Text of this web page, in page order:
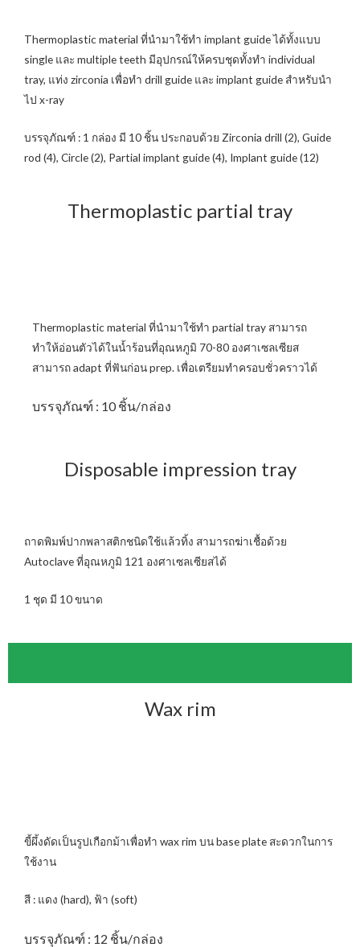
Thermoplastic material ที่นำมาใช้ทำ implant guide ได้ทั้งแบบ
single และ multiple teeth มีอุปกรณ์ให้ครบชุดทั้งทำ individual
tray, แท่ง zirconia เพื่อทำ drill guide และ implant guide สำหรับนำ
ไป x-ray
บรรจุภัณฑ์ : 1 กล่อง มี 10 ชิ้น ประกอบด้วย Zirconia drill (2), Guide
rod (4), Circle (2), Partial implant guide (4), Implant guide (12)
Thermoplastic partial tray
Thermoplastic material ที่นำมาใช้ทำ partial tray สามารถ
ทำให้อ่อนตัวได้ในน้ำร้อนที่อุณหภูมิ 70-80 องศาเซลเซียส
สามารถ adapt ที่ฟันก่อน prep. เพื่อเตรียมทำครอบชั่วคราวได้
บรรจุภัณฑ์ : 10 ชิ้น/กล่อง
Disposable impression tray
ถาดพิมพ์ปากพลาสติกชนิดใช้แล้วทิ้ง สามารถฆ่าเชื้อด้วย
Autoclave ที่อุณหภูมิ 121 องศาเซลเซียสได้
1 ชุด มี 10 ขนาด
Wax rim
ขี้ผึ้งดัดเป็นรูปเกือกม้าเพื่อทำ wax rim บน base plate สะดวกในการ
ใช้งาน
สี : แดง (hard), ฟ้า (soft)
บรรจุภัณฑ์ : 12 ชิ้น/กล่อง